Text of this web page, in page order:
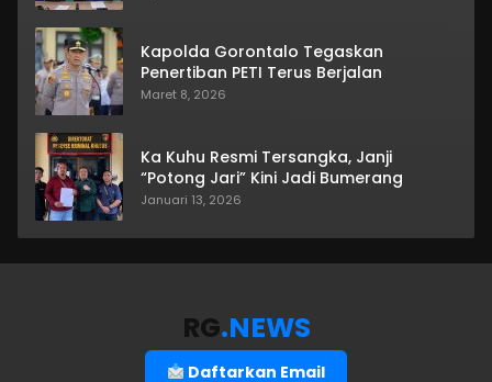
Kapolda Gorontalo Tegaskan
Penertiban PETI Terus Berjalan
Maret 8, 2026
Ka Kuhu Resmi Tersangka, Janji
“Potong Jari” Kini Jadi Bumerang
Januari 13, 2026
RG.NEWS
Daftarkan Email